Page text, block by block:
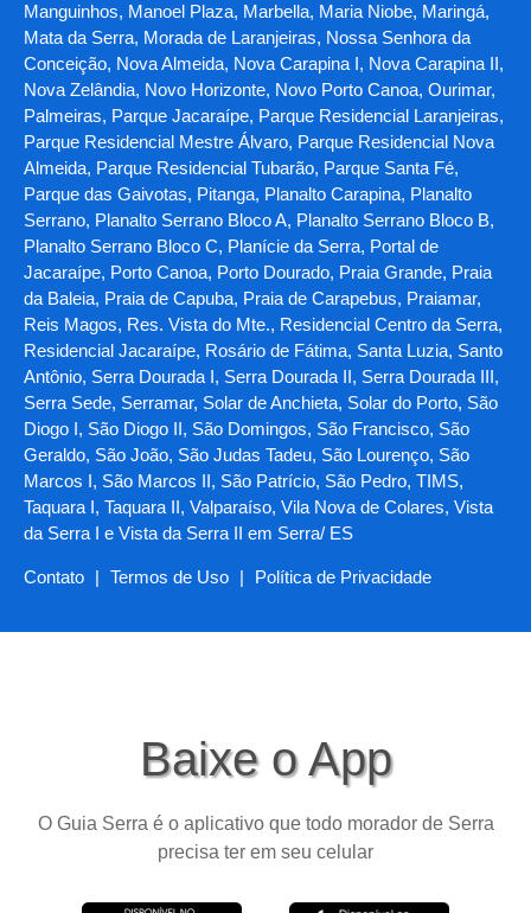
Manguinhos, Manoel Plaza, Marbella, Maria Niobe, Maringá,
Mata da Serra, Morada de Laranjeiras, Nossa Senhora da
Conceição, Nova Almeida, Nova Carapina I, Nova Carapina II,
Nova Zelândia, Novo Horizonte, Novo Porto Canoa, Ourimar,
Palmeiras, Parque Jacaraípe, Parque Residencial Laranjeiras,
Parque Residencial Mestre Álvaro, Parque Residencial Nova
Almeida, Parque Residencial Tubarão, Parque Santa Fé,
Parque das Gaivotas, Pitanga, Planalto Carapina, Planalto
Serrano, Planalto Serrano Bloco A, Planalto Serrano Bloco B,
Planalto Serrano Bloco C, Planície da Serra, Portal de
Jacaraípe, Porto Canoa, Porto Dourado, Praia Grande, Praia
da Baleia, Praia de Capuba, Praia de Carapebus, Praiamar,
Reis Magos, Res. Vista do Mte., Residencial Centro da Serra,
Residencial Jacaraípe, Rosário de Fátima, Santa Luzia, Santo
Antônio, Serra Dourada I, Serra Dourada II, Serra Dourada III,
Serra Sede, Serramar, Solar de Anchieta, Solar do Porto, São
Diogo I, São Diogo II, São Domingos, São Francisco, São
Geraldo, São João, São Judas Tadeu, São Lourenço, São
Marcos I, São Marcos II, São Patrício, São Pedro, TIMS,
Taquara I, Taquara II, Valparaíso, Vila Nova de Colares, Vista
da Serra I e Vista da Serra II em Serra/ ES
Contato | Termos de Uso | Política de Privacidade
Baixe o App
O Guia Serra é o aplicativo que todo morador de Serra
precisa ter em seu celular